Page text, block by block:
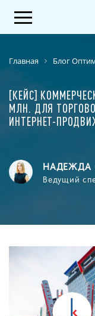
Главная Блог
[КЕЙС]
МЛН. ДЛЯ
ИНТЕРНЕТ-
НАДЕЖДА
Ведущий